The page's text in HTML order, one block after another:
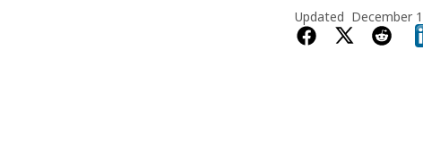
Updated December